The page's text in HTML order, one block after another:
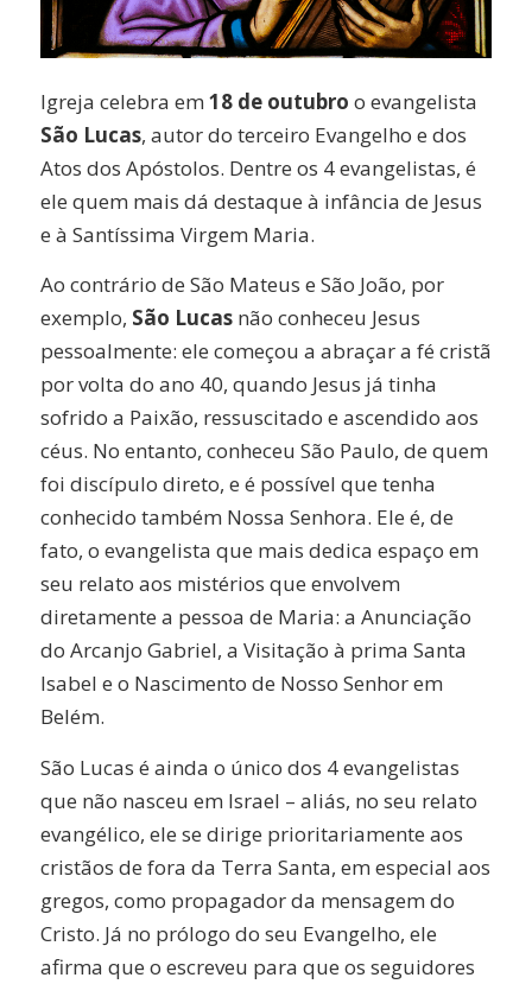
Igreja celebra em 18 de outubro o evangelista
São Lucas, autor do terceiro Evangelho e dos
Atos dos Apóstolos. Dentre os 4 evangelistas, é
ele quem mais dá destaque à infância de Jesus
e à Santíssima Virgem Maria.
Ao contrário de São Mateus e São João, por
exemplo, São Lucasnão conheceu Jesus
pessoalmente: ele começou a abraçar a fé cristã
por volta do ano 40, quando Jesus já tinha
sofrido a Paixão, ressuscitado e ascendido aos
céus. No entanto, conheceu São Paulo, de quem
foi discípulo direto, e é possível que tenha
conhecido também Nossa Senhora. Ele é, de
fato, o evangelista que mais dedica espaço em
seu relato aos mistérios que envolvem
diretamente a pessoa de Maria: a Anunciação
do Arcanjo Gabriel, a Visitação à prima Santa
Isabel e o Nascimento de Nosso Senhor em
Belém.
São Lucas é ainda o único dos 4 evangelistas
que não nasceu em Israel – aliás, no seu relato
evangélico, ele se dirige prioritariamente aos
cristãos de fora da Terra Santa, em especial aos
gregos, como propagador da mensagem do
Cristo. Já no prólogo do seu Evangelho, ele
afirma que o escreveu para que os seguidores